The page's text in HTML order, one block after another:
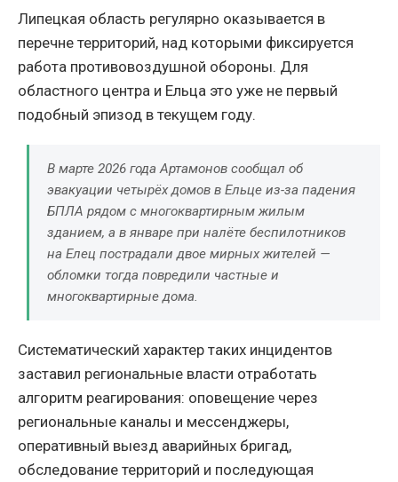
Липецкая область регулярно оказывается в
перечне территорий, над которыми фиксируется
работа противовоздушной обороны. Для
областного центра и Ельца это уже не первый
подобный эпизод в текущем году.
В марте 2026 года Артамонов сообщал об
эвакуации четырёх домов в Ельце из-за падения
БПЛА рядом с многоквартирным жилым
зданием, а в январе при налёте беспилотников
на Елец пострадали двое мирных жителей —
обломки тогда повредили частные и
многоквартирные дома.
Систематический характер таких инцидентов
заставил региональные власти отработать
алгоритм реагирования: оповещение через
региональные каналы и мессенджеры,
оперативный выезд аварийных бригад,
обследование территорий и последующая